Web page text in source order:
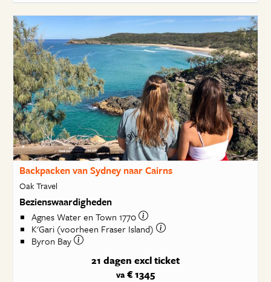
Backpacken van Sydney naar Cairns
Oak Travel
Bezienswaardigheden
Agnes Water en Town 1770
K'Gari (voorheen Fraser Island)
Byron Bay
21 dagen excl ticket
va € 1345